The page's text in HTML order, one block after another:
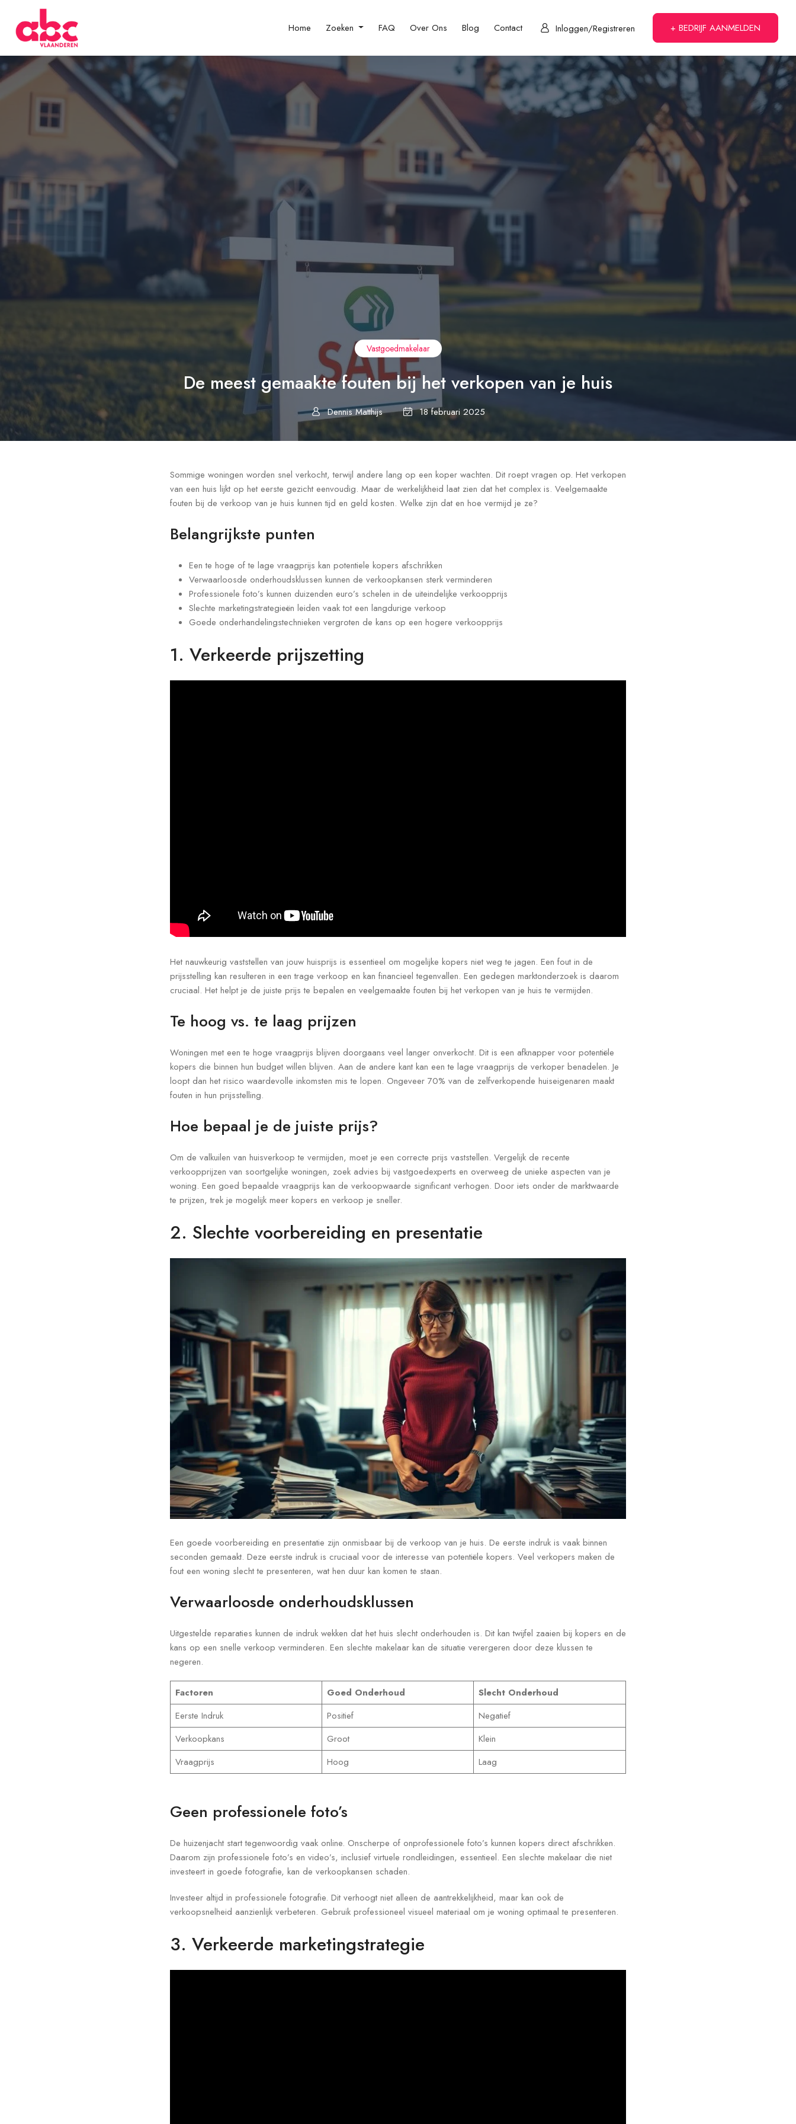
Home Zoeken FAQ Over Ons Blog Contact Inloggen/Registreren + BEDRIJF AANMELDEN
Vastgoedmakelaar
De meest gemaakte fouten bij het verkopen van je huis
Dennis Matthijs 18 februari 2025
Sommige woningen worden snel verkocht, terwijl andere lang op een koper wachten. Dit roept vragen op. Het verkopen
van een huis lijkt op het eerste gezicht eenvoudig. Maar de werkelijkheid laat zien dat het complex is. Veelgemaakte
fouten bij de verkoop van je huis kunnen tijd en geld kosten. Welke zijn dat en hoe vermijd je ze?
Belangrijkste punten
Een te hoge of te lage vraagprijs kan potentiele kopers afschrikken
Verwaarloosde onderhoudsklussen kunnen de verkoopkansen sterk verminderen
Professionele foto’s kunnen duizenden euro’s schelen in de uiteindelijke verkoopprijs
Slechte marketingstrategieën leiden vaak tot een langdurige verkoop
Goede onderhandelingstechnieken vergroten de kans op een hogere verkoopprijs
1. Verkeerde prijszetting
Het nauwkeurig vaststellen van jouw huisprijs is essentieel om mogelijke kopers niet weg te jagen. Een fout in de
prijsstelling kan resulteren in een trage verkoop en kan financieel tegenvallen. Een gedegen marktonderzoek is daarom
cruciaal. Het helpt je de juiste prijs te bepalen en veelgemaakte fouten bij het verkopen van je huis te vermijden.
Te hoog vs. te laag prijzen
Woningen met een te hoge vraagprijs blijven doorgaans veel langer onverkocht. Dit is een afknapper voor potentiële
kopers die binnen hun budget willen blijven. Aan de andere kant kan een te lage vraagprijs de verkoper benadelen. Je
loopt dan het risico waardevolle inkomsten mis te lopen. Ongeveer 70% van de zelfverkopende huiseigenaren maakt
fouten in hun prijsstelling.
Hoe bepaal je de juiste prijs?
Om de valkuilen van huisverkoop te vermijden, moet je een correcte prijs vaststellen. Vergelijk de recente
verkoopprijzen van soortgelijke woningen, zoek advies bij vastgoedexperts en overweeg de unieke aspecten van je
woning. Een goed bepaalde vraagprijs kan de verkoopwaarde significant verhogen. Door iets onder de marktwaarde
te prijzen, trek je mogelijk meer kopers en verkoop je sneller.
2. Slechte voorbereiding en presentatie
Een goede voorbereiding en presentatie zijn onmisbaar bij de verkoop van je huis. De eerste indruk is vaak binnen
seconden gemaakt. Deze eerste indruk is cruciaal voor de interesse van potentiële kopers. Veel verkopers maken de
fout een woning slecht te presenteren, wat hen duur kan komen te staan.
Verwaarloosde onderhoudsklussen
Uitgestelde reparaties kunnen de indruk wekken dat het huis slecht onderhouden is. Dit kan twijfel zaaien bij kopers en de
kans op een snelle verkoop verminderen. Een slechte makelaar kan de situatie verergeren door deze klussen te
negeren.
Factoren Goed Onderhoud
Slecht Onderhoud
Eerste Indruk
Positief
Negatief
Verkoopkans
Groot
Klein
Vraagprijs
Hoog Laag
Geen professionele foto’s
De huizenjacht start tegenwoordig vaak online. Onscherpe of onprofessionele foto’s kunnen kopers direct afschrikken.
Daarom zijn professionele foto’s en video’s, inclusief virtuele rondleidingen, essentieel. Een slechte makelaar die niet
investeert in goede fotografie, kan de verkoopkansen schaden.
Investeer altijd in professionele fotografie. Dit verhoogt niet alleen de aantrekkelijkheid, maar kan ook de
verkoopsnelheid aanzienlijk verbeteren. Gebruik professioneel visueel materiaal om je woning optimaal te presenteren.
3. Verkeerde marketingstrategie